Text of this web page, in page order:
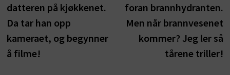
datteren på kjøkkenet.
Da tar han opp
kameraet, og begynner
å filme!
foran brannhydranten.
Men når brannvesenet
kommer? Jeg ler så
tårene triller!